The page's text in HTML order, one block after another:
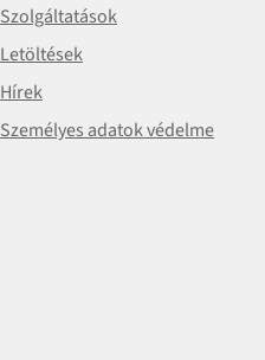
Szolgáltatások
Letöltések
Hírek
Személyes adatok védelme